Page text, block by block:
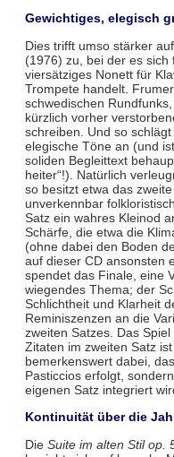
Gewichtiges, elegisch
Dies trifft umso stärker
(1976) zu, bei der es
viersätziges Nonett für
Trompete handelt.
schwedischen
kürzlich vorher
schreiben. Und so
elegische Töne an (und
soliden Begleittext
heiter“!). Natürlich
so besitzt etwa das
unverkennbar
Satz ein wahres Kleinod
Schärfe, die etwa die
(ohne dabei den Boden
auf dieser CD ansonsten
spendet das Finale, eine
wiegendes Thema; der
Schlichtheit und Klarheit
Reminiszenzen an die
zweiten Satzes. Das
Zitaten im zweiten Satz
bemerkenswert dabei,
Pasticcios erfolgt,
eigenen Satz integriert
Kontinuität über die
Die Suite im alten Stil op.